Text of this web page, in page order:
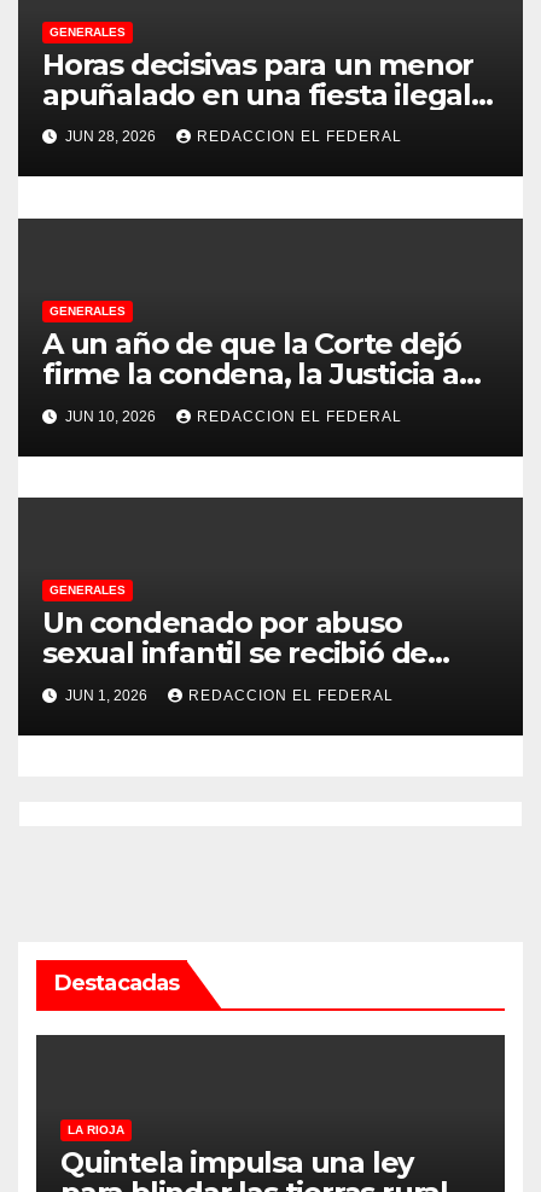
e
e
n
a
d
a
s
GENERALES
Horas decisivas para un menor
apuñalado en una fiesta ilegal
con más de 500 asistentes en
Chilecito
JUN 28, 2026 REDACCION EL FEDERAL
GENERALES
A un año de que la Corte dejó
firme la condena, la Justicia aún
no pudo decomisarle ni un peso
a CFK
JUN 10, 2026 REDACCION EL FEDERAL
GENERALES
Un condenado por abuso
sexual infantil se recibió de
psicopedagogo dentro del
Servicio Penitenciario de La
Rioja
JUN 1, 2026 REDACCION EL FEDERAL
Destacadas
LA RIOJA
Quintela impulsa una ley